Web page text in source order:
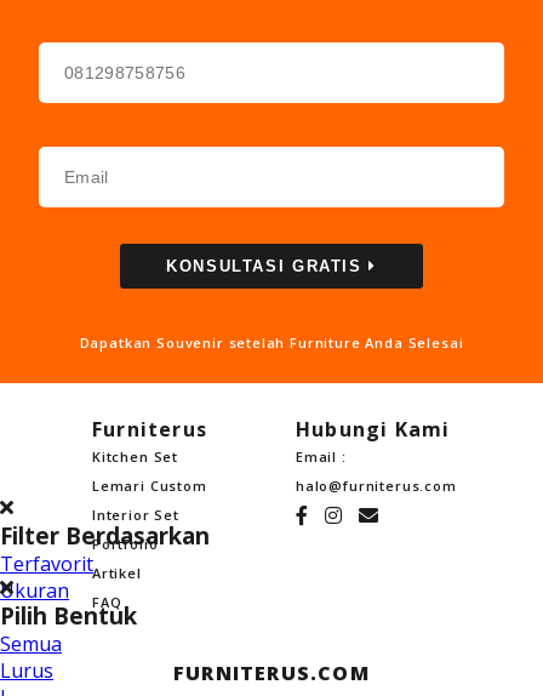
KONSULTASI GRATIS
Dapatkan Souvenir setelah Furniture Anda Selesai
Filter Berdasarkan
Terfavorit
Ukuran
Pilih Bentuk
Semua
Lurus
Furniterus
Kitchen Set
Lemari Custom
Interior Set
Portfolio
Artikel
FAQ
Hubungi Kami
Email :
halo@furniterus.com
FURNITERUS.COM